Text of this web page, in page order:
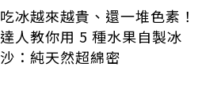
吃冰越來越貴、還一堆色素！
達人教你用 5 種水果自製冰
沙：純天然超綿密